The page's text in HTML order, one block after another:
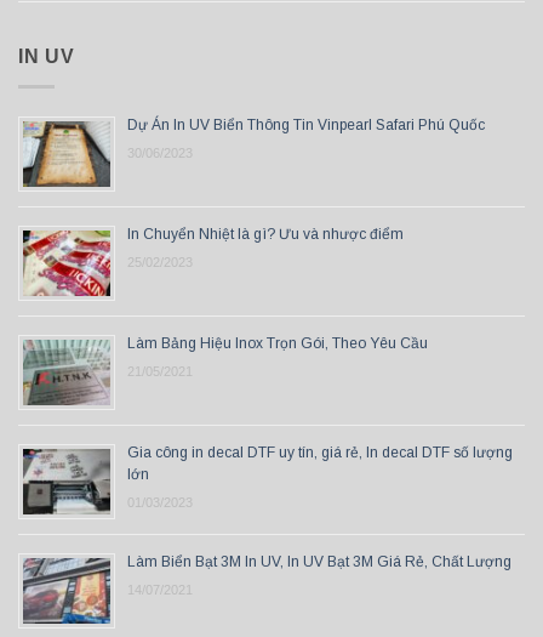
IN UV
Dự Án In UV Biển Thông Tin Vinpearl Safari Phú Quốc
30/06/2023
In Chuyển Nhiệt là gì? Ưu và nhược điểm
25/02/2023
Làm Bảng Hiệu Inox Trọn Gói, Theo Yêu Cầu
21/05/2021
Gia công in decal DTF uy tín, giá rẻ, In decal DTF số lượng
lớn
01/03/2023
Làm Biển Bạt 3M In UV, In UV Bạt 3M Giá Rẻ, Chất Lượng
14/07/2021